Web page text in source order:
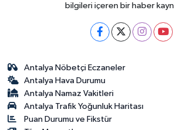
bilgileri içeren bir haber
Antalya Nöbetçi Eczaneler
Antalya Hava Durumu
Antalya Namaz Vakitleri
Antalya Trafik Yoğunluk Haritası
Puan Durumu ve Fikstür